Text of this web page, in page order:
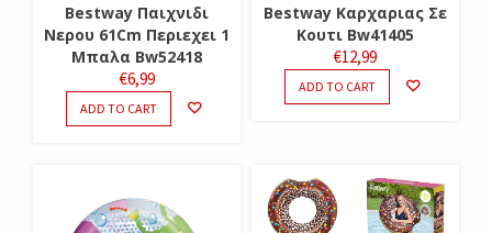
Bestway Παιχνιδι
Νερου 61Cm Περιεχει 1
Μπαλα Bw52418
€6,99
ADD TO CART
Bestway Καρχαριας Σε
Κουτι Bw41405
€12,99
ADD TO CART